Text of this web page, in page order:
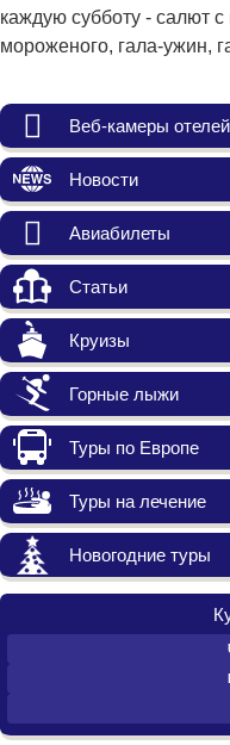
каждую субботу - салют с
мороженого, гала-ужин,
Веб-камеры отелей
Новости
Авиабилеты
Статьи
Круизы
Горные лыжи
Туры по Европе
Туры на лечение
Новогодние туры